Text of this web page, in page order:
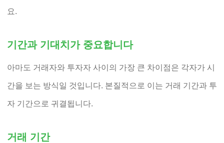
요.
기간과 기대치가 중요합니다
아마도 거래자와 투자자 사이의 가장 큰 차이점은 각자가 시
간을 보는 방식일 것입니다. 본질적으로 이는 거래 기간과 투
자 기간으로 귀결됩니다.
거래 기간